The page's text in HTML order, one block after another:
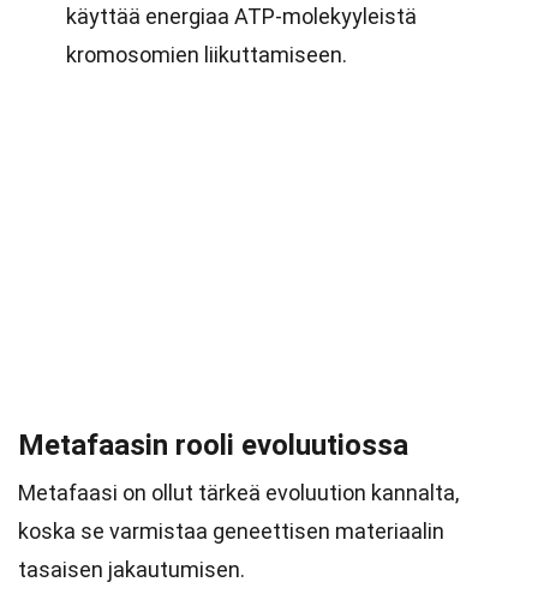
käyttää energiaa ATP-molekyyleistä
kromosomien liikuttamiseen.
Metafaasin rooli evoluutiossa
Metafaasi on ollut tärkeä evoluution kannalta,
koska se varmistaa geneettisen materiaalin
tasaisen jakautumisen.